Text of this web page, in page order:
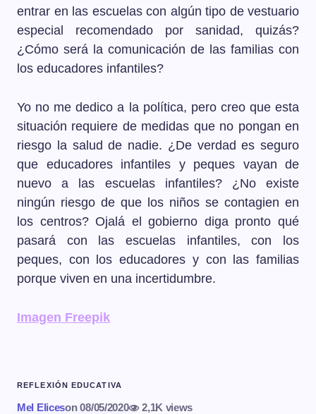
entrar en las escuelas con algún tipo de vestuario
especial recomendado por sanidad, quizás?
¿Cómo será la comunicación de las familias con
los educadores infantiles?
Yo no me dedico a la política, pero creo que esta
situación requiere de medidas que no pongan en
riesgo la salud de nadie. ¿De verdad es seguro
que educadores infantiles y peques vayan de
nuevo a las escuelas infantiles? ¿No existe
ningún riesgo de que los niños se contagien en
los centros? Ojalá el gobierno diga pronto qué
pasará con las escuelas infantiles, con los
peques, con los educadores y con las familias
porque viven en una incertidumbre.
Imagen Freepik
REFLEXIÓN EDUCATIVA
Mel Eliceson 08/05/2020 2,1K views